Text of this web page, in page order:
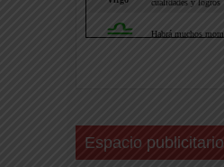
Espacio publicitario